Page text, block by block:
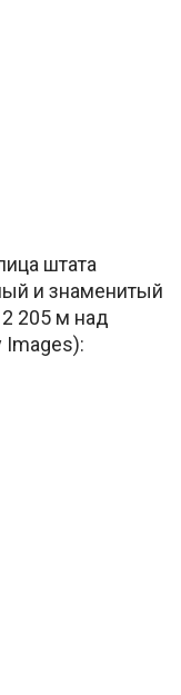
штата
и знаменитый
205 м над
Images):